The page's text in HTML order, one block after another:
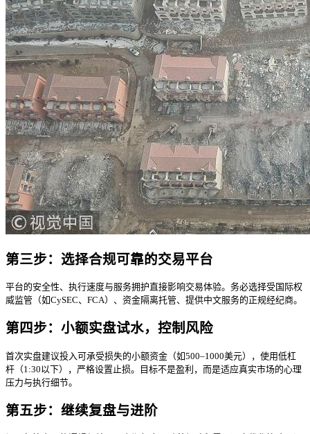
第三步：选择合规可靠的交易平台
平台的安全性、执行速度与服务拥护直接影响交易体验。务必选择受国际权
威监管（如CySEC、FCA）、资金隔离托管、提供中文服务的正规经纪商。
第四步：小额实盘试水，控制风险
首次实盘建议投入可承受损失的小额资金（如500–1000美元），使用低杠
杆（1:30以下），严格设置止损。目标不是盈利，而是适应真实市场的心理
压力与执行细节。
第五步：继续复盘与进阶